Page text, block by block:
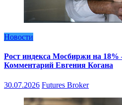
Новости
Рост индекса Мосбиржи на 18%
Комментарий Евгения Когана
30.07.2026 Futures Broker